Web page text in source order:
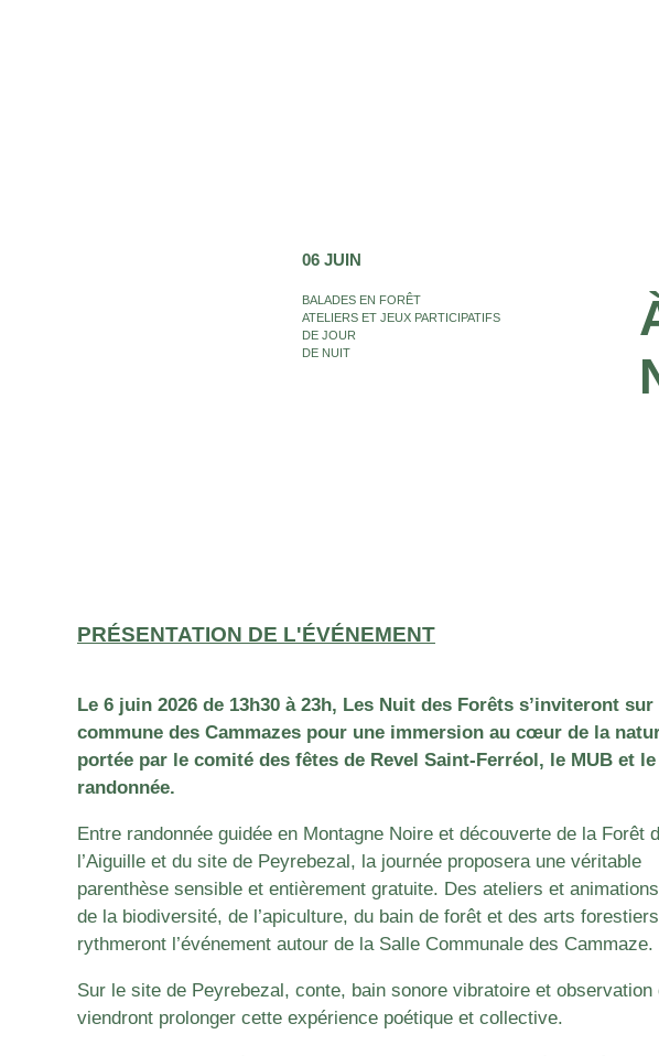
06 JUIN
BALADES EN FORÊT
ATELIERS ET JEUX PARTICIPATIFS
DE JOUR
DE NUIT
PRÉSENTATION DE L'ÉVÉNEMENT
Le 6 juin 2026 de 13h30 à 23h, Les Nuit des Forêts s’inviteront sur
commune des Cammazes pour une immersion au cœur de la
portée par le comité des fêtes de Revel Saint-Ferréol, le MUB et
randonnée.
Entre randonnée guidée en Montagne Noire et découverte de la Forêt
l’Aiguille et du site de Peyrebezal, la journée proposera une véritable
parenthèse sensible et entièrement gratuite. Des ateliers et
de la biodiversité, de l’apiculture, du bain de forêt et des arts forestiers
rythmeront l’événement autour de la Salle Communale des Cammaze.
Sur le site de Peyrebezal, conte, bain sonore vibratoire et observation
viendront prolonger cette expérience poétique et collective.